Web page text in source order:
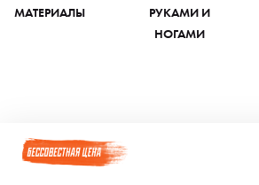
МАТЕРИАЛЫ
РУКАМИ И
НОГАМИ